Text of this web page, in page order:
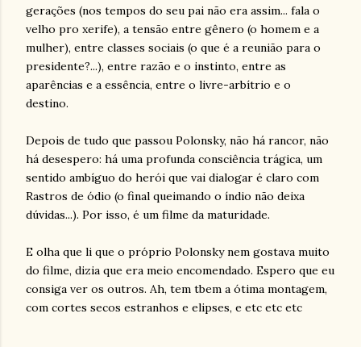
gerações (nos tempos do seu pai não era assim... fala o
velho pro xerife), a tensão entre gênero (o homem e a
mulher), entre classes sociais (o que é a reunião para o
presidente?...), entre razão e o instinto, entre as
aparências e a essência, entre o livre-arbítrio e o
destino.
Depois de tudo que passou Polonsky, não há rancor, não
há desespero: há uma profunda consciência trágica, um
sentido ambíguo do herói que vai dialogar é claro com
Rastros de ódio (o final queimando o índio não deixa
dúvidas...). Por isso, é um filme da maturidade.
E olha que li que o próprio Polonsky nem gostava muito
do filme, dizia que era meio encomendado. Espero que eu
consiga ver os outros. Ah, tem tbem a ótima montagem,
com cortes secos estranhos e elipses, e etc etc etc